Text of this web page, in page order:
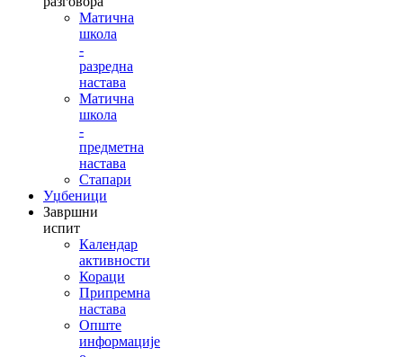
Матична
школа
-
разредна
настава
Матична
школа
-
предметна
настава
Стапари
Уџбеници
Завршни
испит
Календар
активности
Кораци
Припремна
настава
Опште
информације